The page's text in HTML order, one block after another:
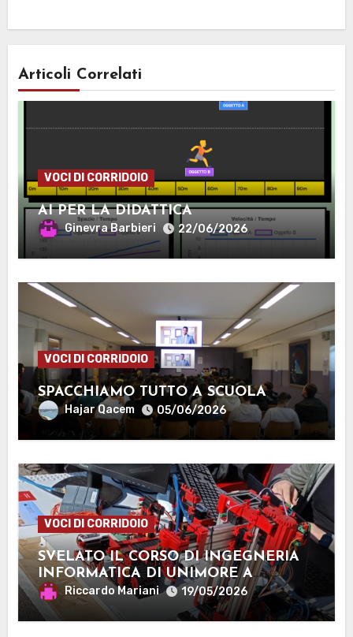
Articoli Correlati
VOCI DI CORRIDOIO
AI PER LA DIDATTICA
Ginevra Barbieri 22/06/2026
VOCI DI CORRIDOIO
SPACCHIAMO TUTTO A SCUOLA
Hajar Qacem 05/06/2026
VOCI DI CORRIDOIO
SVELATO IL CORSO DI INGEGNERIA
INFORMATICA DI UNIMORE A
MANTOVA
Riccardo Mariani 19/05/2026